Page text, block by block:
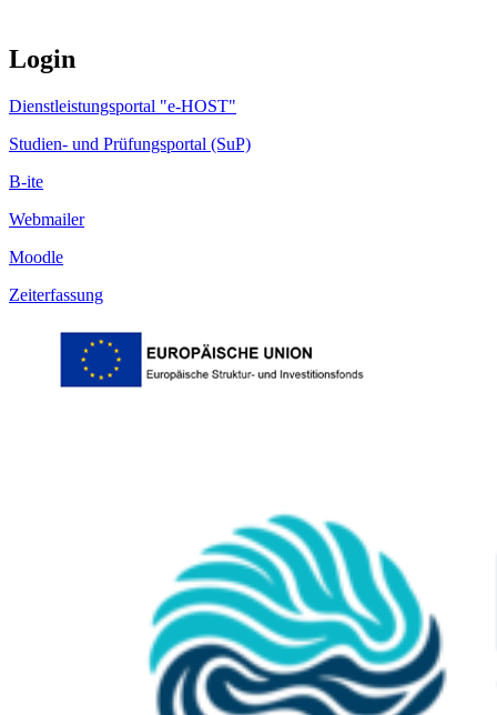
Login
Dienstleistungsportal "e-HOST"
Studien- und Prüfungsportal (SuP)
B-ite
Webmailer
Moodle
Zeiterfassung